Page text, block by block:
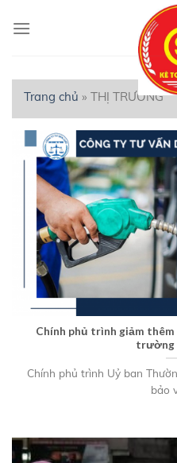
Trang chủ » THỊ TRƯỜNG
Chính phủ trình giảm
trường
Chính phủ trình Uỷ ban
bảo